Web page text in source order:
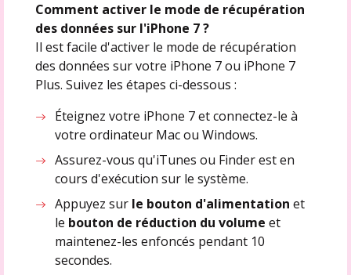
Comment activer le mode de récupération
des données sur l'iPhone 7 ?
Il est facile d'activer le mode de récupération
des données sur votre iPhone 7 ou iPhone 7
Plus. Suivez les étapes ci-dessous :
Éteignez votre iPhone 7 et connectez-le à
votre ordinateur Mac ou Windows.
Assurez-vous qu'iTunes ou Finder est en
cours d'exécution sur le système.
Appuyez sur le bouton d'alimentationet
le bouton de réduction du volumeet
maintenez-les enfoncés pendant 10
secondes.